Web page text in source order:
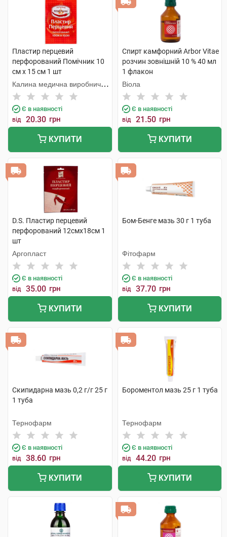
Пластир перцевий
перфорований Помічник 10
см х 15 см 1 шт
Калина медична виробнича
компанія
Є в наявності
від 20.30 грн
КУПИТИ
Спирт камфорний Arbor Vitae
розчин зовнішній 10 % 40 мл
1 флакон
Віола
Є в наявності
від 21.50 грн
КУПИТИ
D.S. Пластир перцевий
перфорований 12смх18см 1
шт
Аргопласт
Є в наявності
від 35.00 грн
КУПИТИ
Бом-Бенге мазь 30 г 1 туба
Фітофарм
Є в наявності
від 37.70 грн
КУПИТИ
Скипидарна мазь 0,2 г/г 25 г
1 туба
Тернофарм
Є в наявності
від 38.60 грн
КУПИТИ
Бороментол мазь 25 г 1 туба
Тернофарм
Є в наявності
від 44.20 грн
КУПИТИ